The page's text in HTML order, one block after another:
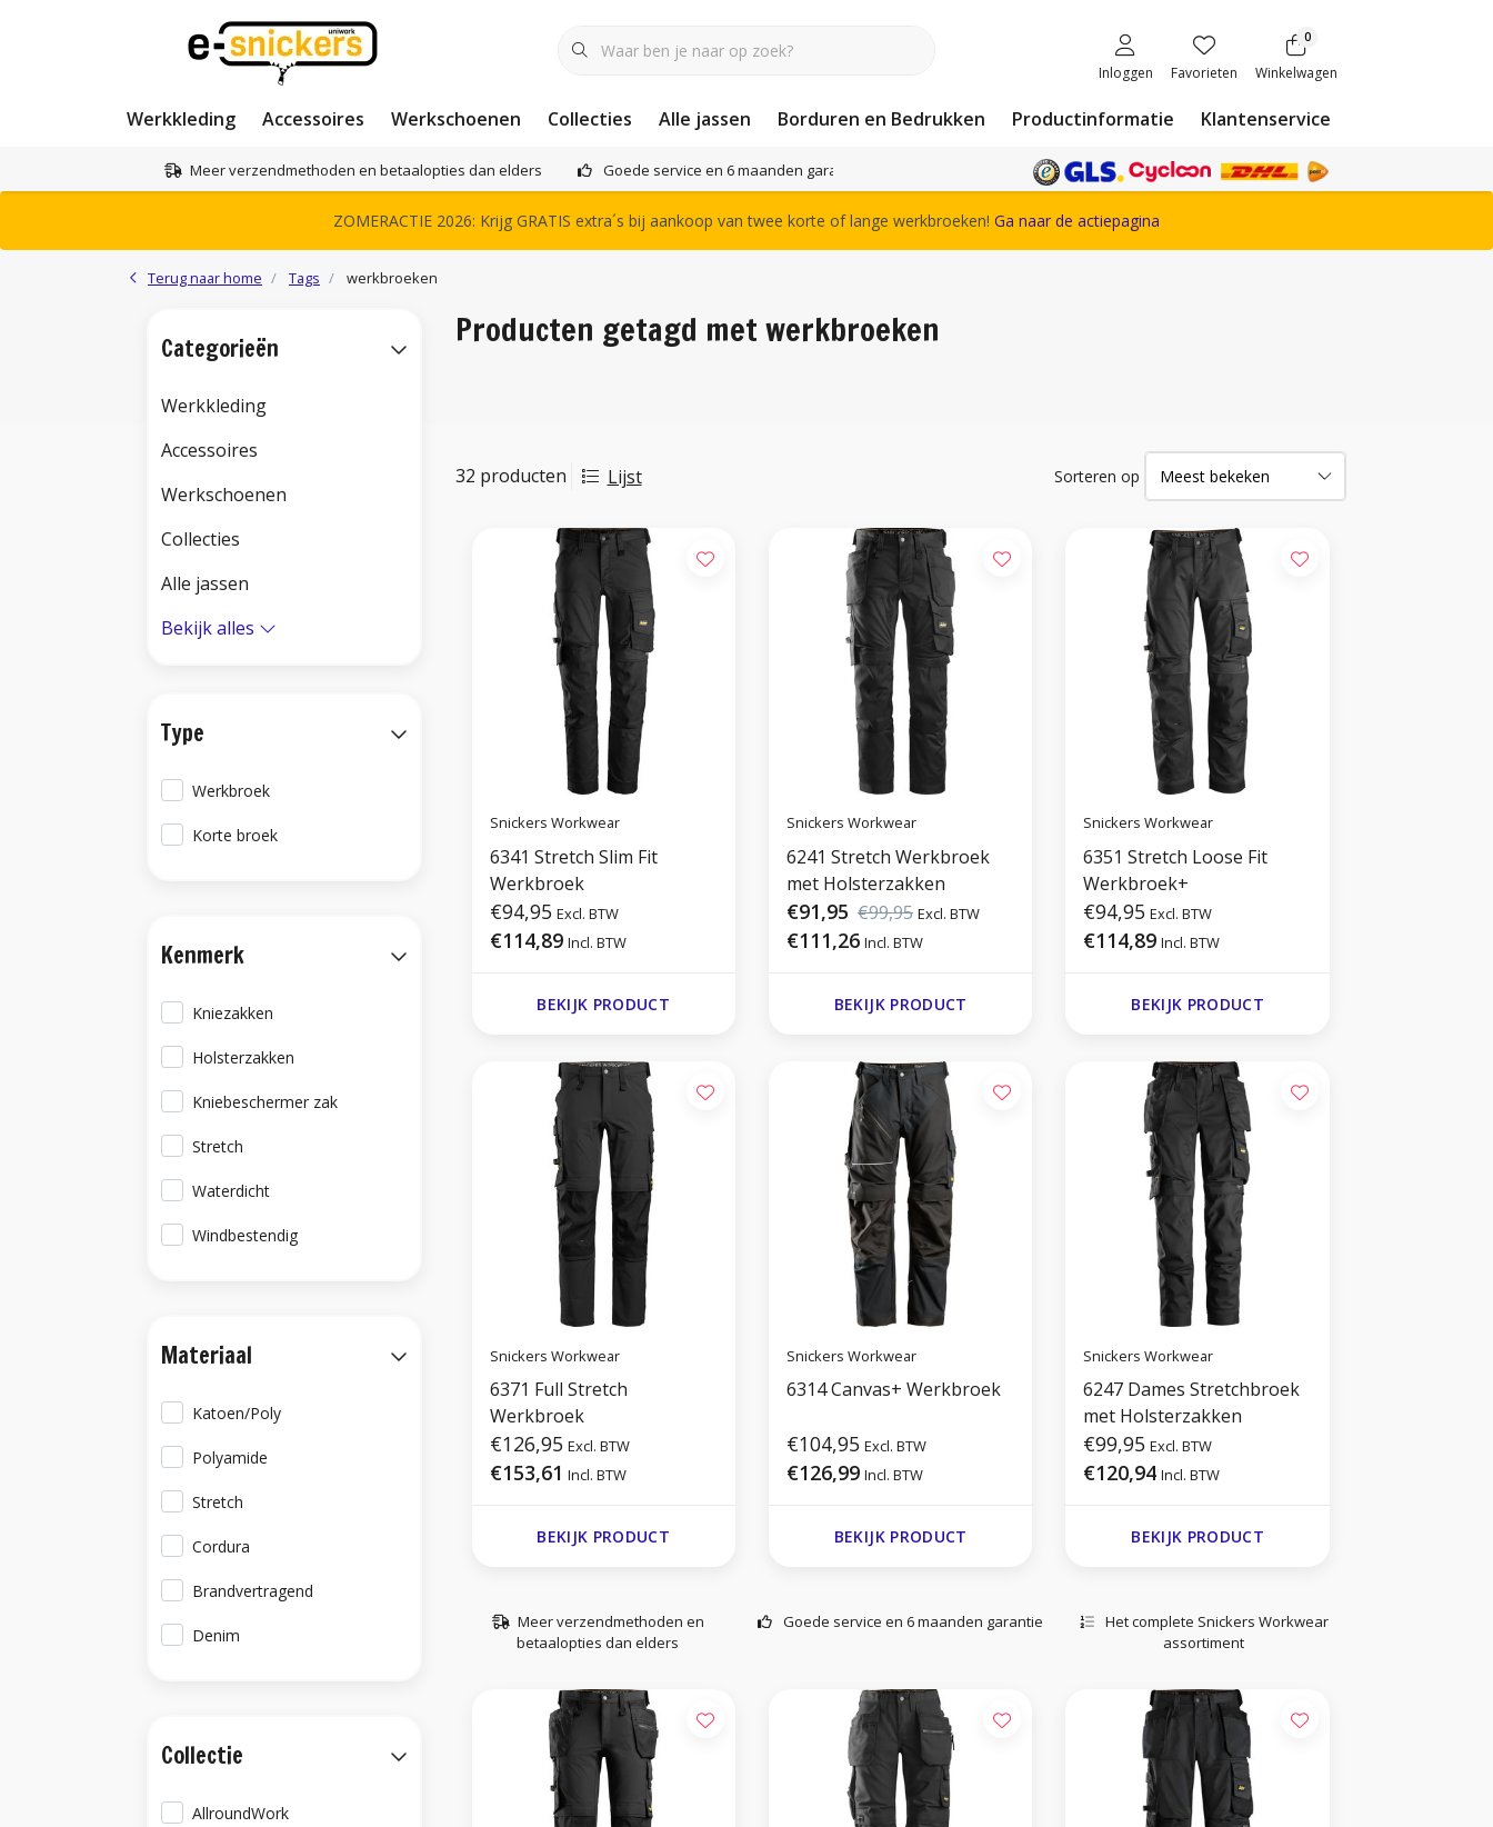
Inloggen Favorieten
0
Winkelwagen
Werkkleding Accessoires Werkschoenen Collecties Alle jassen Borduren en Bedrukken Productinformatie Klantenservice
Meer verzendmethoden en betaalopties dan elders Goede service en 6 maanden garantie Het complete Snickers Workwear assortiment
ZOMERACTIE 2026: Krijg GRATIS extra´s bij aankoop van twee korte of lange werkbroeken! Ga naar de actiepagina
Terug naar home Tags werkbroeken
Producten getagd met werkbroeken
32 producten Lijst Sorteren op
Snickers Workwear
6341 Stretch Slim Fit
Werkbroek
€94,95 Excl. BTW
€114,89 Incl. BTW
BEKIJK PRODUCT
Snickers Workwear
6241 Stretch Werkbroek
met Holsterzakken
€91,95 €99,95 Excl. BTW
€111,26 Incl. BTW
BEKIJK PRODUCT
Snickers Workwear
6351 Stretch Loose Fit
Werkbroek+
€94,95 Excl. BTW
€114,89 Incl. BTW
BEKIJK PRODUCT
Snickers Workwear
6371 Full Stretch
Werkbroek
€126,95 Excl. BTW
€153,61 Incl. BTW
BEKIJK PRODUCT
Snickers Workwear
6314 Canvas+ Werkbroek
€104,95 Excl. BTW
€126,99 Incl. BTW
BEKIJK PRODUCT
Snickers Workwear
6247 Dames Stretchbroek
met Holsterzakken
€99,95 Excl. BTW
€120,94 Incl. BTW
BEKIJK PRODUCT
Meer verzendmethoden en
betaalopties dan elders
Goede service en 6 maanden garantie
Het complete Snickers Workwear
assortiment
Categorieën
Werkkleding
Accessoires
Werkschoenen
Collecties
Alle jassen
Bekijk alles
Type
Werkbroek
Korte broek
Kenmerk
Kniezakken
Holsterzakken
Kniebeschermer zak
Stretch
Waterdicht
Windbestendig
Materiaal
Katoen/Poly
Polyamide
Stretch
Cordura
Brandvertragend
Denim
Collectie
AllroundWork